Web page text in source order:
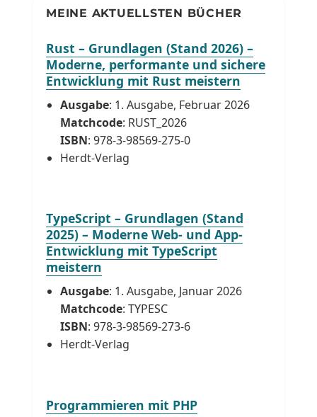
MEINE AKTUELLSTEN BÜCHER
Rust – Grundlagen (Stand 2026) –
Moderne, performante und sichere
Entwicklung mit Rust meistern
Ausgabe: 1. Ausgabe, Februar 2026
Matchcode: RUST_2026
ISBN: 978-3-98569-275-0
Herdt-Verlag
TypeScript – Grundlagen (Stand
2025) – Moderne Web- und App-
Entwicklung mit TypeScript
meistern
Ausgabe: 1. Ausgabe, Januar 2026
Matchcode: TYPESC
ISBN: 978-3-98569-273-6
Herdt-Verlag
Programmieren mit PHP